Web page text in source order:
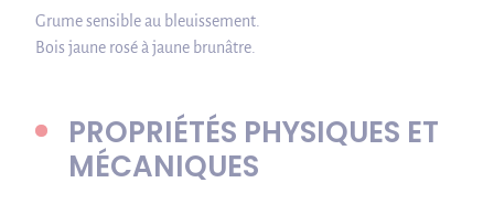
Grume sensible au bleuissement.
Bois jaune rosé à jaune brunâtre.
PROPRIÉTÉS PHYSIQUES ET
MÉCANIQUES